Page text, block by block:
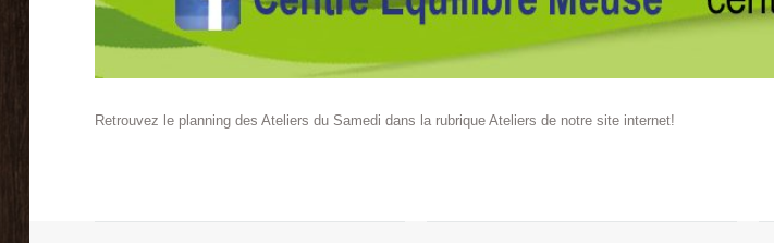
Retrouvez le planning des Ateliers du Samedi dans la rubrique Ateliers de notre site internet!